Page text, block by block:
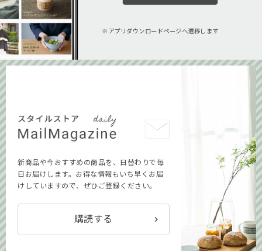
アプリダウンロードページへ遷移します
新商品や今おすすめの商品を、日替わりで毎
日お届けします。お得な情報もいち早くお届
けしていますので、ぜひご登録ください。
購読する